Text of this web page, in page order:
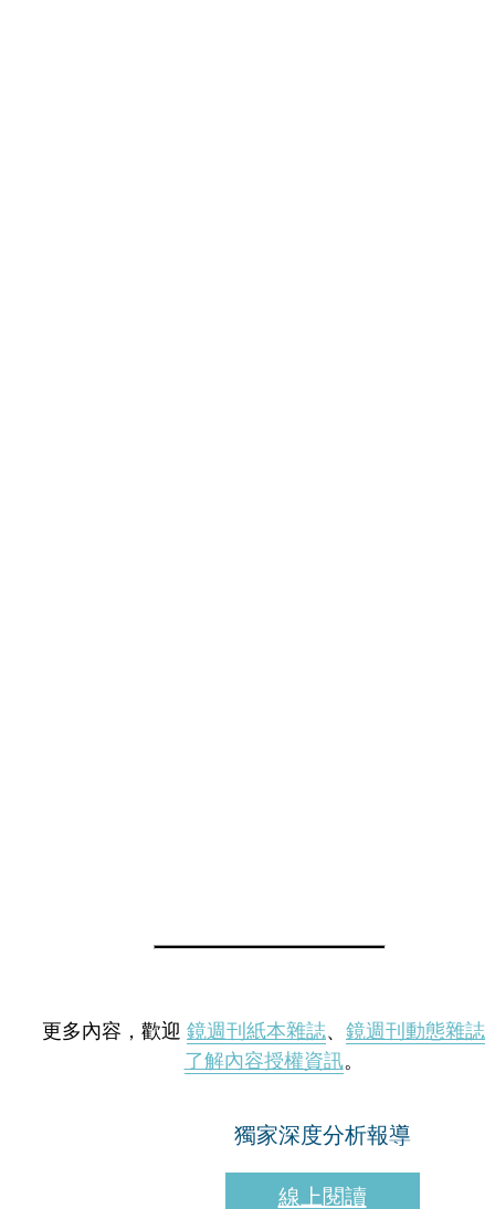
更多內容，歡迎 鏡週刊紙本雜誌、 鏡週刊動態雜誌
了解內容授權資訊。
獨家深度分析報導
線上閱讀